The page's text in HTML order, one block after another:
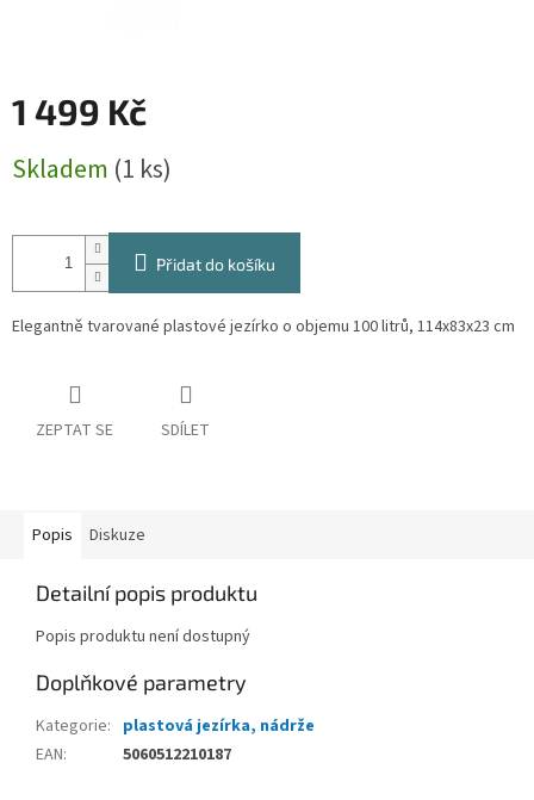
1 499 Kč
cena:
Skladem (1 ks)
Přidat do košíku
Elegantně tvarované plastové jezírko o objemu 100 litrů, 114x83x23 cm
ZEPTAT SE SDÍLET
Popis Diskuze
Detailní popis produktu
Popis produktu není dostupný
Doplňkové parametry
Kategorie: plastová jezírka, nádrže
EAN: 5060512210187